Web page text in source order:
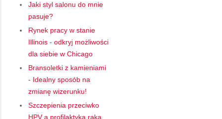
Jaki styl salonu do mnie
pasuje?
Rynek pracy w stanie
Illinois - odkryj możliwości
dla siebie w Chicago
Bransoletki z kamieniami
- Idealny sposób na
zmianę wizerunku!
Szczepienia przeciwko
HPV a profilaktyka raka